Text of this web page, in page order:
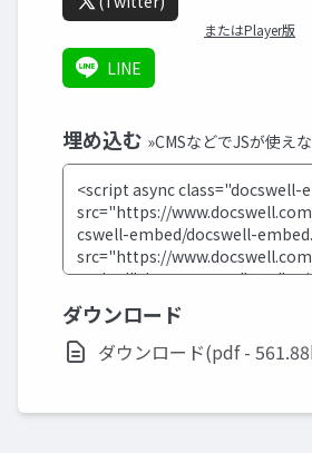
またはPlayer版
LINE
埋め込む »CMSなどでJSが使え
ダウンロード
ダウンロード(pdf -